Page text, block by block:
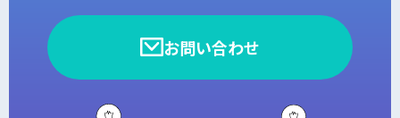
お問い合わせ